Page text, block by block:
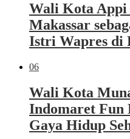
Wali Kota Appi
Makassar
Istri Wapres di
06
Wali Kota
Indomaret Fun
Gaya Hidup